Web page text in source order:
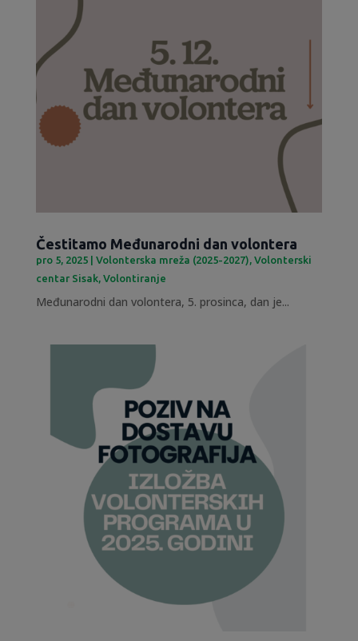
Čestitamo Međunarodni dan volontera
pro 5, 2025| Volonterska mreža (2025-2027), Volonterski
centar Sisak, Volontiranje
Međunarodni dan volontera, 5. prosinca, dan je...